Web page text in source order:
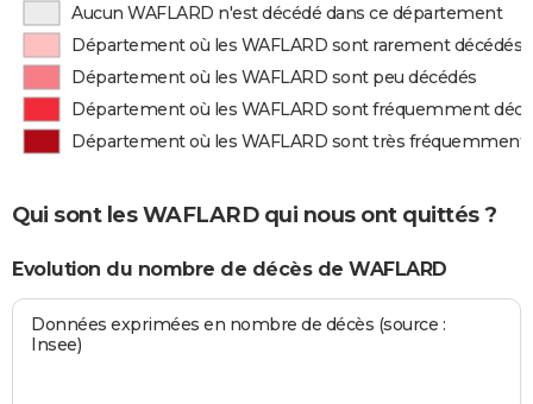
Aucun WAFLARD n'est décédé dans ce département
Département où les WAFLARD sont rarement décédés
Département où les WAFLARD sont peu décédés
Département où les WAFLARD sont fréquemment
Département où les WAFLARD sont très fréquemment
Qui sont les WAFLARD qui nous ont quittés ?
Evolution du nombre de décès de WAFLARD
Données exprimées en nombre de décès (source :
Insee)